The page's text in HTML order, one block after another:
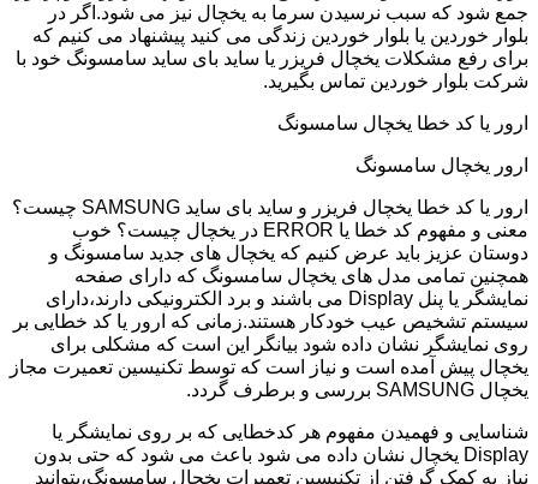
جمع شود که سبب نرسیدن سرما به یخچال نیز می شود.اگر در
بلوار خوردین یا بلوار خوردین زندگی می کنید پیشنهاد می کنیم که
برای رفع مشکلات یخچال فریزر یا ساید بای ساید سامسونگ خود با
شرکت بلوار خوردین تماس بگیرید.
ارور یا کد خطا یخچال سامسونگ
ارور یخچال سامسونگ
ارور یا کد خطا یخچال فریزر و ساید بای ساید SAMSUNG چیست؟
معنی و مفهوم کد خطا یا ERROR در یخچال چیست؟ خوب
دوستان عزیز باید عرض کنیم که یخچال های جدید سامسونگ و
همچنین تمامی مدل های یخچال سامسونگ که دارای صفحه
نمایشگر یا پنل Display می باشند و برد الکترونیکی دارند،دارای
سیستم تشخیص عیب خودکار هستند.زمانی که ارور یا کد خطایی بر
روی نمایشگر نشان داده شود بیانگر این است که مشکلی برای
یخچال پیش آمده است و نیاز است که توسط تکنیسین تعمیرت مجاز
یخچال SAMSUNG بررسی و برطرف گردد.
شناسایی و فهمیدن مفهوم هر کدخطایی که بر روی نمایشگر یا
Display یخچال نشان داده می شود باعث می شود که حتی بدون
نیاز به کمک گرفتن از تکنیسین تعمیرات یخچال سامسونگ،بتوانید